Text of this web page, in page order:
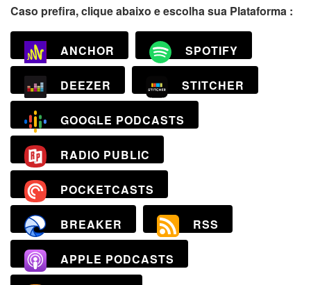
Caso prefira, clique abaixo e escolha sua Plataforma :
ANCHOR SPOTIFY
DEEZER STITCHER
GOOGLE PODCASTS
RADIO PUBLIC
POCKETCASTS
BREAKER RSS
APPLE PODCASTS